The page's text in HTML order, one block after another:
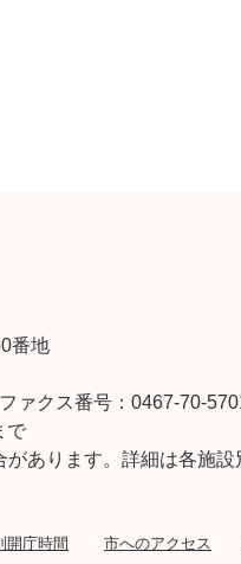
番地
ファクス番号：0467-70-
で
があります。詳細は各施
開庁時間 市へのアクセス